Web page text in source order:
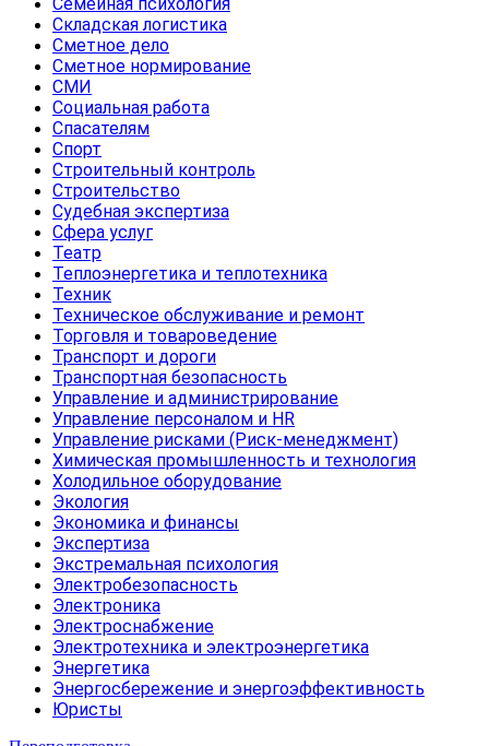
Складская логистика
Сметное дело
Сметное нормирование
СМИ
Социальная работа
Спасателям
Спорт
Строительный контроль
Строительство
Судебная экспертиза
Сфера услуг
Театр
Теплоэнергетика и теплотехника
Техник
Техническое обслуживание и ремонт
Торговля и товароведение
Транспорт и дороги
Транспортная безопасность
Управление и администрирование
Управление персоналом и HR
Управление рисками (Риск-менеджмент)
Химическая промышленность и технология
Холодильное оборудование
Экология
Экономика и финансы
Экспертиза
Экстремальная психология
Электробезопасность
Электроника
Электроснабжение
Электротехника и электроэнергетика
Энергетика
Энергосбережение и энергоэффективность
Юристы